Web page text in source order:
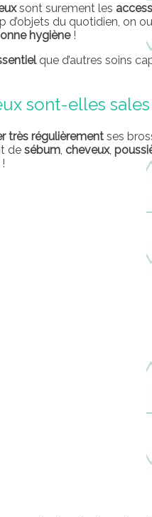
sont surement les
d’objets du quotidien, on
hygiène!
que d’autres soins
sont-elles sales
très régulièrement ses
de sébum, cheveux,